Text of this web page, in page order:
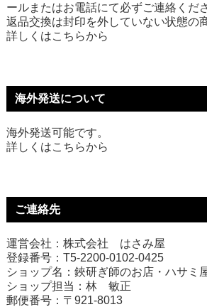
ールまたはお電話にて必ずご連絡くだ
返品交換は封印を外していない状態の
詳しくはこちらから
海外発送について
海外発送可能です。
詳しくはこちらから
ご連絡先
運営会社：株式会社 はさみ屋
登録番号：T5-2200-0102-0425
ショップ名：鋏研ぎ師のお店・ハサミ
ショップ担当：林 敏正
郵便番号：〒921-8013